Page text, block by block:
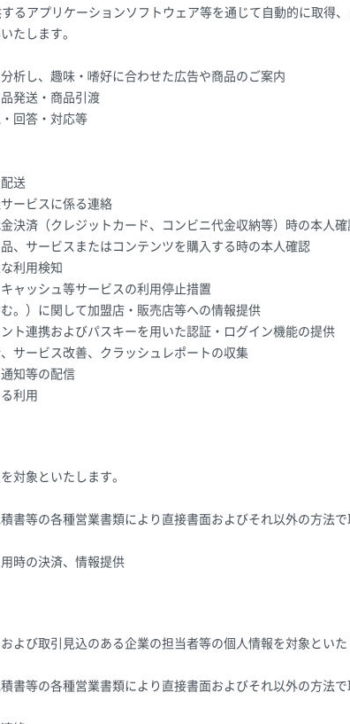
るアプリケーションソフトウェア等を通じて自動的に取得
たします。
析し、趣味・嗜好に合わせた広告や商品のご案内
発送・商品引渡
回答・対応等
送
ービスに係る連絡
決済（クレジットカード、コンビニ代金収納等）時の本人確
、サービスまたはコンテンツを購入する時の本人確認
利用検知
ャッシュ等サービスの利用停止措置
。）に関して加盟店・販売店等への情報提供
ト連携およびパスキーを用いた認証・ログイン機能の提供
サービス改善、クラッシュレポートの収集
知等の配信
利用
対象といたします。
書等の各種営業書類により直接書面およびそれ以外の方法で
時の決済、情報提供
よび取引見込のある企業の担当者等の個人情報を対象といた
書等の各種営業書類により直接書面およびそれ以外の方法で